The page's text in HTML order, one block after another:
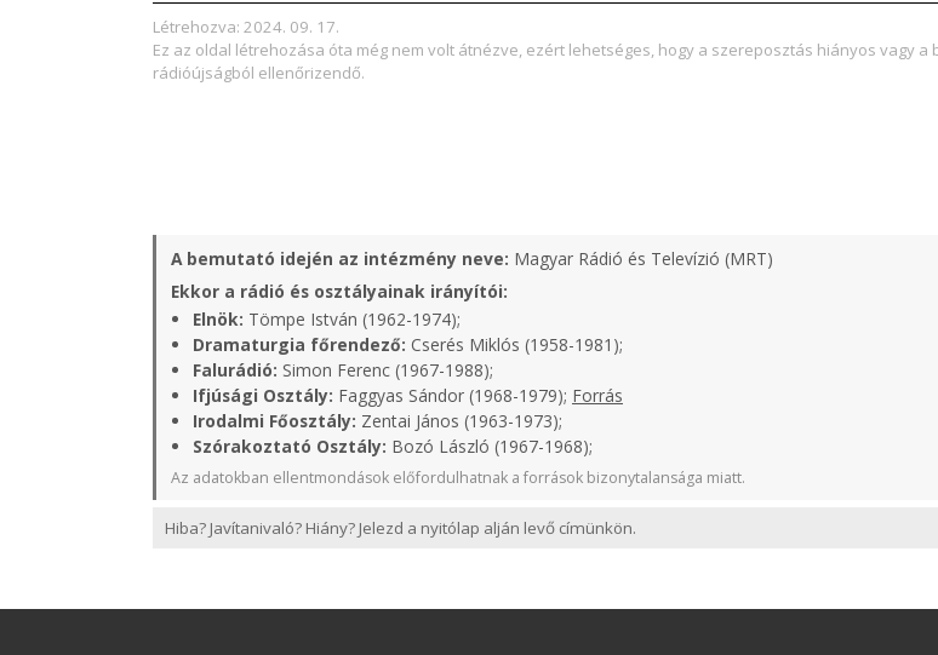
Létrehozva: 2024. 09. 17.
Ez az oldal létrehozása óta még nem volt átnézve, ezért lehetséges, hogy a szereposztás hiányos vagy
rádióújságból ellenőrizendő.
A bemutató idején az intézmény neve: Magyar Rádió és Televízió (MRT)
Ekkor a rádió és osztályainak irányítói:
Elnök: Tömpe István (1962-1974);
Dramaturgia főrendező: Cserés Miklós (1958-1981);
Falurádió: Simon Ferenc (1967-1988);
Ifjúsági Osztály: Faggyas Sándor (1968-1979); Forrás
Irodalmi Főosztály: Zentai János (1963-1973);
Szórakoztató Osztály: Bozó László (1967-1968);
Az adatokban ellentmondások előfordulhatnak a források bizonytalansága miatt.
Hiba? Javítanivaló? Hiány? Jelezd a nyitólap alján levő címünkön.